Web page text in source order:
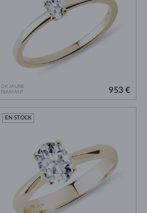
OR JAUNE
DIAMANT
953 €
EN STOCK